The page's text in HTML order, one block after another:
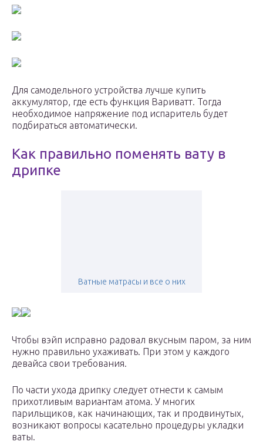
Для самодельного устройства лучше купить
аккумулятор, где есть функция Вариватт. Тогда
необходимое напряжение под испаритель будет
подбираться автоматически.
Как правильно поменять вату в
дрипке
Ватные матрасы и все о них
Чтобы вэйп исправно радовал вкусным паром, за ним
нужно правильно ухаживать. При этом у каждого
девайса свои требования.
По части ухода дрипку следует отнести к самым
прихотливым вариантам атома. У многих
парильщиков, как начинающих, так и продвинутых,
возникают вопросы касательно процедуры укладки
ваты.